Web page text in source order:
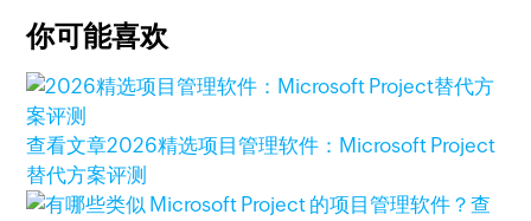
你可能喜欢
查看文章2026精选项目管理软件：Microsoft Project
替代方案评测
查